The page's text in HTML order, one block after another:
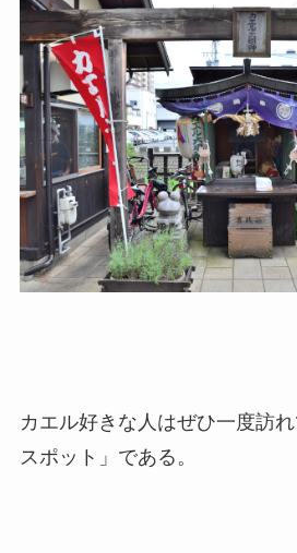
カエル好きな人はぜひ一度訪
スポット」である。